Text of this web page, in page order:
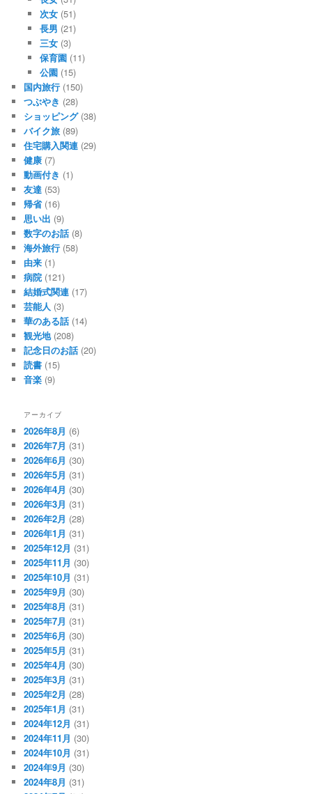
次女(51)
長男 (21)
三女(3)
保育園(11)
公園(15)
国内旅行 (150)
つぶやき (28)
ショッピング(38)
バイク旅 (89)
住宅購入関連 (29)
健康 (7)
動画付き (1)
友達 (53)
帰省(16)
思い出 (9)
数字のお話 (8)
海外旅行 (58)
由来 (1)
病院 (121)
結婚式関連 (17)
芸能人 (3)
華のある話 (14)
観光地(208)
記念日のお話 (20)
読書 (15)
音楽 (9)
アーカイブ
2026年8月 (6)
2026年7月 (31)
2026年6月 (30)
2026年5月 (31)
2026年4月 (30)
2026年3月 (31)
2026年2月 (28)
2026年1月 (31)
2025年12月 (31)
2025年11月 (30)
2025年10月 (31)
2025年9月 (30)
2025年8月 (31)
2025年7月 (31)
2025年6月 (30)
2025年5月 (31)
2025年4月 (30)
2025年3月 (31)
2025年2月 (28)
2025年1月 (31)
2024年12月 (31)
2024年11月 (30)
2024年10月 (31)
2024年9月 (30)
2024年8月 (31)